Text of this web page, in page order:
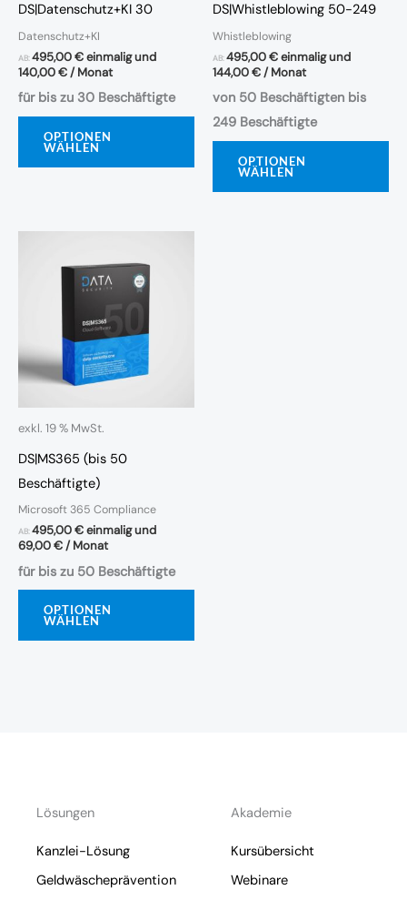
DS|Datenschutz+KI 30
Datenschutz+KI
AB:495,00€einmalig und
140,00€/ Monat
für bis zu 30 Beschäftigte
OPTIONEN
WÄHLEN
DS|Whistleblowing 50-249
Whistleblowing
AB:495,00€einmalig und
144,00€/ Monat
von 50 Beschäftigten bis
249 Beschäftigte
OPTIONEN
WÄHLEN
exkl. 19 % MwSt.
DS|MS365 (bis 50
Beschäftigte)
Microsoft 365 Compliance
AB:495,00€einmalig und
69,00€/ Monat
für bis zu 50 Beschäftigte
OPTIONEN
WÄHLEN
Lösungen
Kanzlei-Lösung
Geldwäscheprävention
Akademie
Kursübersicht
Webinare